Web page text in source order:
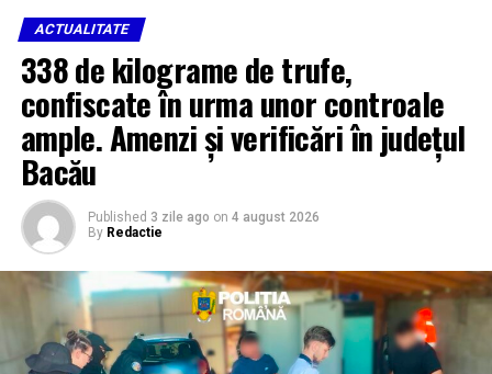
ACTUALITATE
338 de kilograme de trufe,
confiscate în urma unor controale
ample. Amenzi și verificări în județul
Bacău
Published 3 zile ago on 4 august 2026
By Redactie